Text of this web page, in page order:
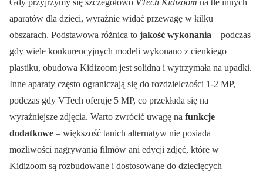
Gdy przyjrzymy się szczegółowo VTech Kidizoom na tle innych
aparatów dla dzieci, wyraźnie widać przewagę w kilku
obszarach. Podstawowa różnica to jakość wykonania – podczas
gdy wiele konkurencyjnych modeli wykonano z cienkiego
plastiku, obudowa Kidizoom jest solidna i wytrzymała na upadki.
Inne aparaty często ograniczają się do rozdzielczości 1-2 MP,
podczas gdy VTech oferuje 5 MP, co przekłada się na
wyraźniejsze zdjęcia. Warto zwrócić uwagę na funkcje
dodatkowe – większość tanich alternatyw nie posiada
możliwości nagrywania filmów ani edycji zdjęć, które w
Kidizoom są rozbudowane i dostosowane do dziecięcych